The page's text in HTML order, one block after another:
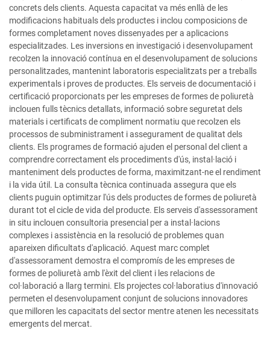
concrets dels clients. Aquesta capacitat va més enllà de les
modificacions habituals dels productes i inclou composicions de
formes completament noves dissenyades per a aplicacions
especialitzades. Les inversions en investigació i desenvolupament
recolzen la innovació contínua en el desenvolupament de solucions
personalitzades, mantenint laboratoris especialitzats per a treballs
experimentals i proves de productes. Els serveis de documentació i
certificació proporcionats per les empreses de formes de poliuretà
inclouen fulls tècnics detallats, informació sobre seguretat dels
materials i certificats de compliment normatiu que recolzen els
processos de subministrament i assegurament de qualitat dels
clients. Els programes de formació ajuden el personal del client a
comprendre correctament els procediments d'ús, instal·lació i
manteniment dels productes de forma, maximitzant-ne el rendiment
i la vida útil. La consulta tècnica continuada assegura que els
clients puguin optimitzar l'ús dels productes de formes de poliuretà
durant tot el cicle de vida del producte. Els serveis d'assessorament
in situ inclouen consultoria presencial per a instal·lacions
complexes i assistència en la resolució de problemes quan
apareixen dificultats d'aplicació. Aquest marc complet
d'assessorament demostra el compromís de les empreses de
formes de poliuretà amb l'èxit del client i les relacions de
col·laboració a llarg termini. Els projectes col·laboratius d'innovació
permeten el desenvolupament conjunt de solucions innovadores
que milloren les capacitats del sector mentre atenen les necessitats
emergents del mercat.